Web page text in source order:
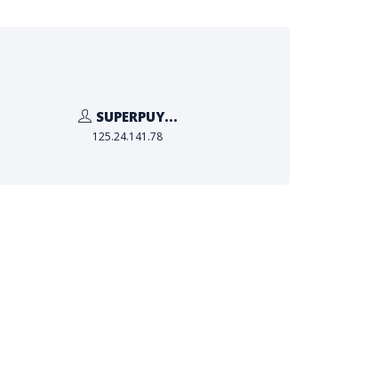
SUPERPUY...
125.24.141.78